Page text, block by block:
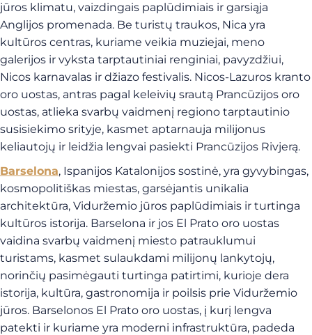
jūros klimatu, vaizdingais paplūdimiais ir garsiąja
Anglijos promenada. Be turistų traukos, Nica yra
kultūros centras, kuriame veikia muziejai, meno
galerijos ir vyksta tarptautiniai renginiai, pavyzdžiui,
Nicos karnavalas ir džiazo festivalis. Nicos-Lazuros kranto
oro uostas, antras pagal keleivių srautą Prancūzijos oro
uostas, atlieka svarbų vaidmenį regiono tarptautinio
susisiekimo srityje, kasmet aptarnauja milijonus
keliautojų ir leidžia lengvai pasiekti Prancūzijos Rivjerą.
Barselona, Ispanijos Katalonijos sostinė, yra gyvybingas,
kosmopolitiškas miestas, garsėjantis unikalia
architektūra, Viduržemio jūros paplūdimiais ir turtinga
kultūros istorija. Barselona ir jos El Prato oro uostas
vaidina svarbų vaidmenį miesto patrauklumui
turistams, kasmet sulaukdami milijonų lankytojų,
norinčių pasimėgauti turtinga patirtimi, kurioje dera
istorija, kultūra, gastronomija ir poilsis prie Viduržemio
jūros. Barselonos El Prato oro uostas, į kurį lengva
patekti ir kuriame yra moderni infrastruktūra, padeda